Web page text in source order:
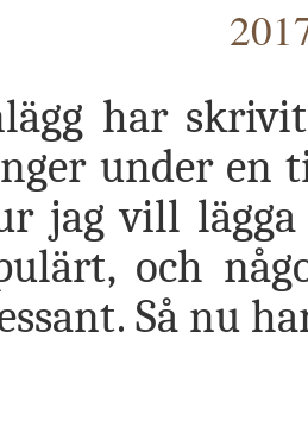
har
under en
jag vill
och
Så nu